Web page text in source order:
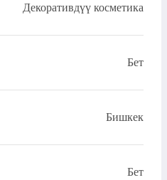
Декоративдүү косметика
Бет
Бишкек
Бет